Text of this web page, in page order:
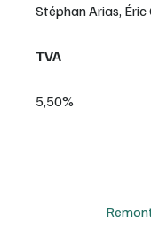
Stéphan Arias,
TVA
5,50%